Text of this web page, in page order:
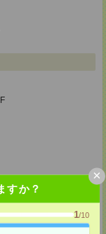
すか？
1/10
×
都ヤサカビル5F